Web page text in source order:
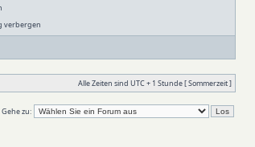
verbergen
Alle Zeiten sind UTC + 1 Stunde [ Sommerzeit ]
Gehe zu: